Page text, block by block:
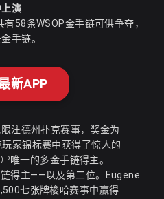
演
58条WSOP金手链可供争夺，
手链。
新APP
注德州扑克赛事，奖金为
家锦标赛中获得了惊人的
唯一的多金手链得主。
得主——以及第二位。Eugene
七张牌梭哈赛事中赢得